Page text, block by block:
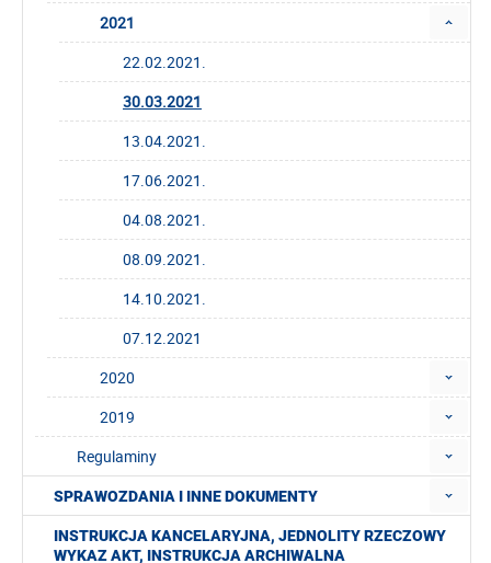
2021
22.02.2021.
30.03.2021
13.04.2021.
17.06.2021.
04.08.2021.
08.09.2021.
14.10.2021.
07.12.2021
2020
2019
Regulaminy
SPRAWOZDANIA I INNE DOKUMENTY
INSTRUKCJA KANCELARYJNA, JEDNOLITY RZECZOWY
WYKAZ AKT, INSTRUKCJA ARCHIWALNA